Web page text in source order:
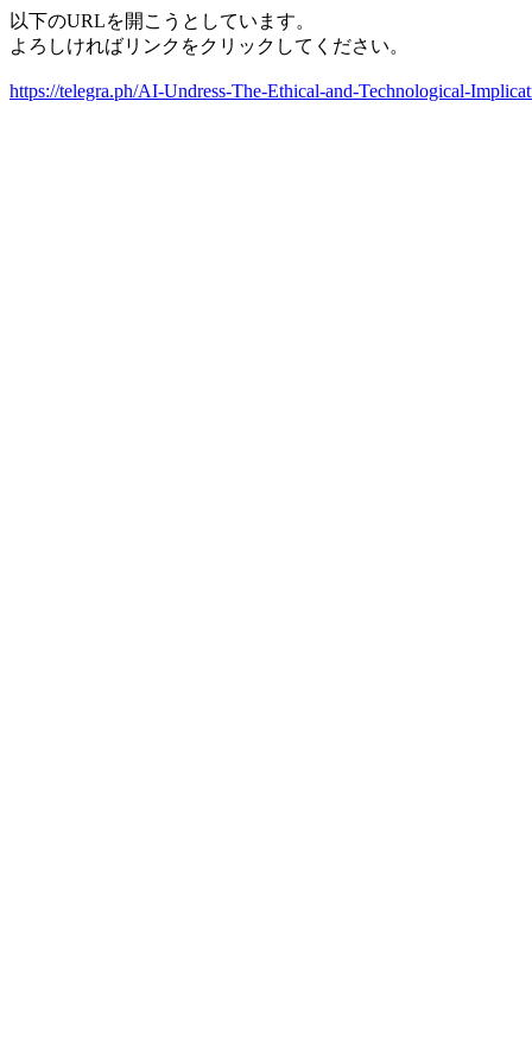
以下のURLを開こうとしています。
よろしければリンクをクリックしてください。
https://telegra.ph/AI-Undress-The-Ethical-and-Technological-